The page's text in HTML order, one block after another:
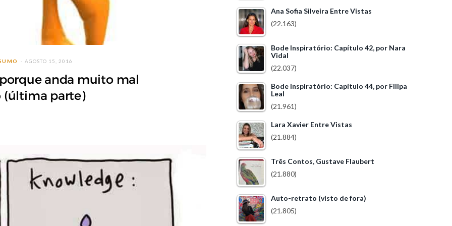
AGOSTO 15, 2016
anda muito mal
parte)
Ana Sofia Silveira Entre Vistas
(22.163)
Bode Inspiratório: Capítulo 42, por Nara
Vidal
(22.037)
Bode Inspiratório: Capítulo 44, por Filipa
Leal
(21.961)
Lara Xavier Entre Vistas
(21.884)
Três Contos, Gustave Flaubert
(21.880)
Auto-retrato (visto de fora)
(21.805)